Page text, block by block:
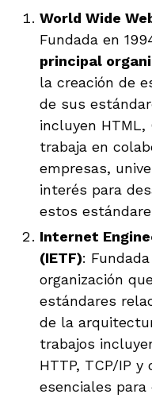
World Wide
Fundada en
principal
la creación de
de sus
incluyen HTML,
trabaja en
empresas,
interés para
estos
Internet
(IETF):
organización
estándares
de la
trabajos
HTTP, TCP/IP
esenciales